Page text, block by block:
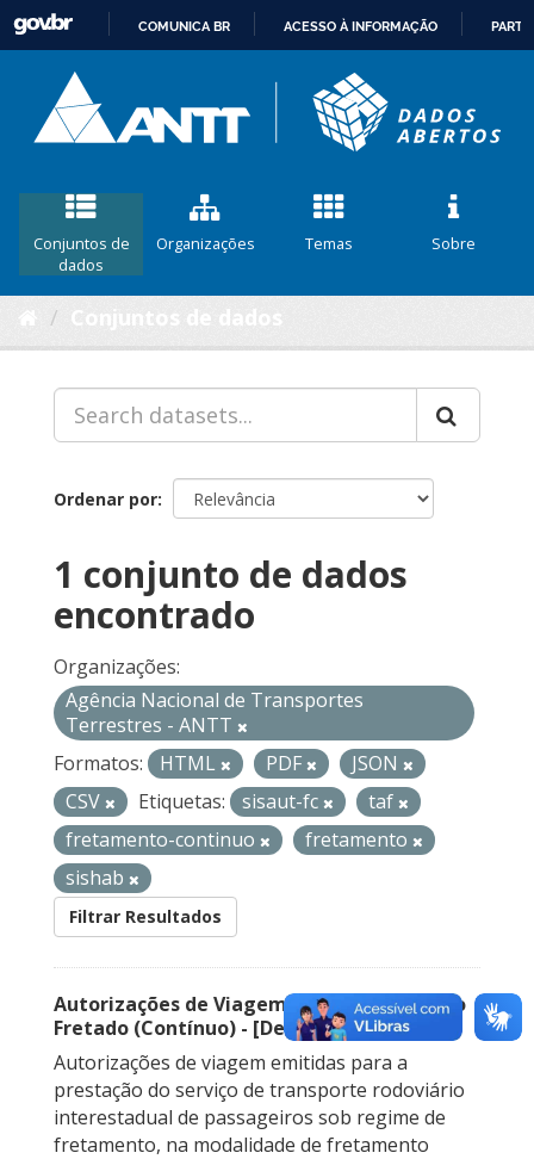
CONTEÚDO
COMUNICA BR ACESSO À INFORMAÇÃO
Conjuntos de
dados
Organizações Temas Sobre
Ordenar por
1 conjunto de dados
encontrado
Organizações:
Agência Nacional de Transportes
Terrestres - ANTT
Formatos:
HTML PDF
JSON
CSV
Etiquetas: sisaut-fc
taf
fretamento-continuo
fretamento
sishab
Filtrar Resultados
Autorizações de Viagem Nacional – Serviço
Fretado (Contínuo) - [Descontinuado]
Autorizações de viagem emitidas para a
prestação do serviço de transporte rodoviário
interestadual de passageiros sob regime de
fretamento, na modalidade de fretamento